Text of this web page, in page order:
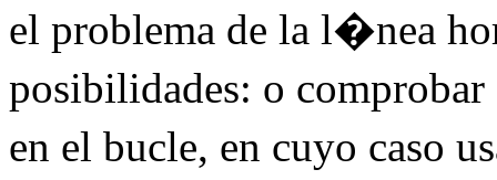
el problema de la l�nea
posibilidades: o
en el bucle, en cuyo caso